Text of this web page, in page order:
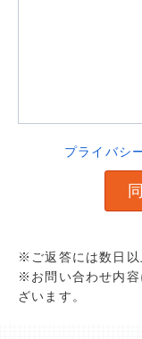
プライバシ
※ご返答には数日以
※お問い合わせ内容
ざいます。